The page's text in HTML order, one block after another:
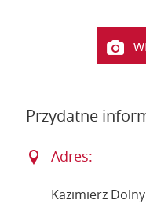
Przydatne
Adres:
Kazimierz Dolny